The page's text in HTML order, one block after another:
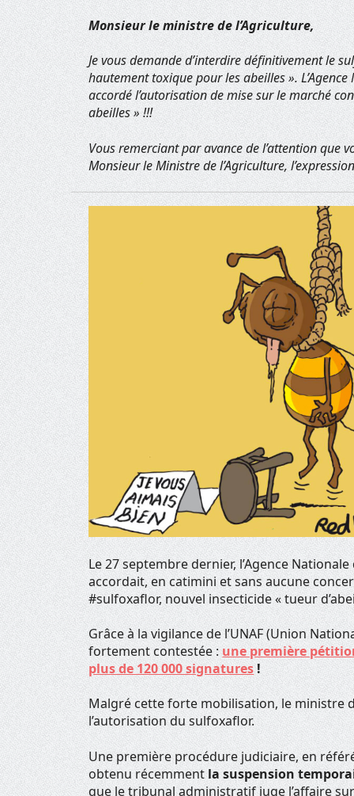
Monsieur le ministre de l’Agriculture,
Je vous demande d’interdire définitivement le
hautement toxique pour les abeilles ».
accordé l’autorisation de mise sur le marché
abeilles » !!!
Vous remerciant par avance de l’attention que
Monsieur le Ministre de l’Agriculture,
Le 27 septembre dernier, l’Agence
accordait, en catimini et sans aucune
#sulfoxaflor, nouvel insecticide « tueur
Grâce à la vigilance de l’UNAF (Union
fortement contestée :une première
plus de 120 000 signatures!
Malgré cette forte mobilisation, le ministre
l’autorisation du sulfoxaflor.
Une première procédure judiciaire, en
obtenu récemmentla suspension
que le tribunal administratif juge l’affaire